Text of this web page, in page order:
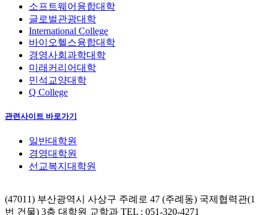
소프트웨어융합대학
글로벌관광대학
International College
바이오헬스융합대학
경영사회과학대학
미래커리어대학
민석교양대학
Q College
관련사이트 바로가기
일반대학원
경영대학원
선교복지대학원
(47011) 부산광역시 사상구 주례로 47 (주례동) 국제협력관(1
번 건물) 3층 대학원 교학과 TEL : 051-320-4271